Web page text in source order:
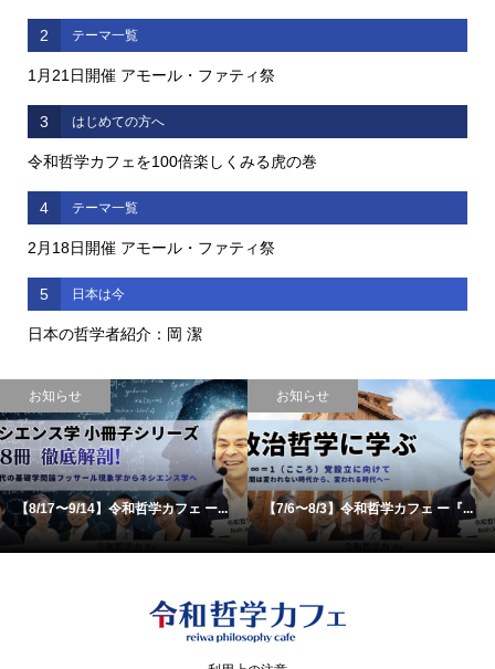
2 テーマ一覧
1月21日開催 アモール・ファティ祭
3 はじめての方へ
令和哲学カフェを100倍楽しくみる虎の巻
4 テーマ一覧
2月18日開催 アモール・ファティ祭
5 日本は今
日本の哲学者紹介：岡 潔
お知らせ
【8/17〜9/14】令和哲学カフェ ー...
お知らせ
【7/6〜8/3】令和哲学カフェ ー『...